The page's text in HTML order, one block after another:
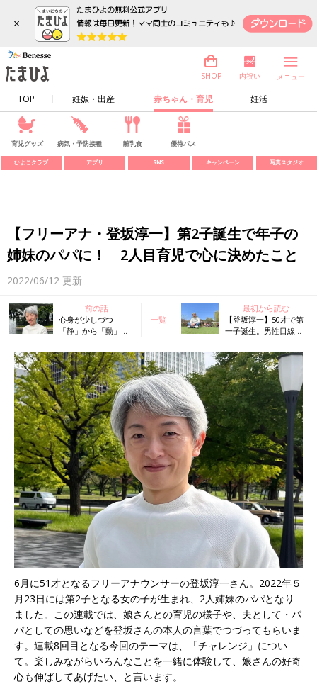
×
TOP 妊娠・出産 赤ちゃん・育児 妊活
SHOP 内祝い メニュー
育児グッズ 病気・予防接種 離乳食 優待パス
ひよこクラブ アプリ SNS キャンペーン 写真スタジオ
【フリーアナ・登坂淳一】第2子誕生で年子の
姉妹のパパに！ 2人目育児で心に決めたこと
2022/06/12 更新
前の話
心身が少しづつ
「静」から「動」へ
成長に喜び【フリー
アナ・登坂淳一】
一覧
最初から読む
【登坂淳一】50才で第
一子誕生。男性目線か
さとは…
6月に51才となるフリーアナウンサーの登坂淳一さん。2022年５
月23日には第2子となる女の子が生まれ、2人姉妹のパパとなり
ました。この連載では、娘さんとの育児の様子や、夫として・パ
パとしての思いなどを登坂さんの本人の言葉でつづってもらいま
す。連載8回目となる今回のテーマは、「チャレンジ」につい
て。楽しみながらいろんなことを一緒に体験して、娘さんの好奇
心も伸ばしてあげたい、と言います。